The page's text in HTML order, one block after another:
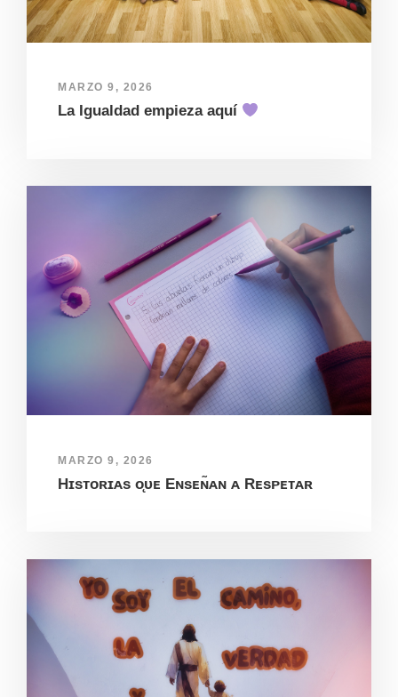
MARZO 9, 2026
La Igualdad empieza aquí
MARZO 9, 2026
Hɪsᴛᴏʀɪᴀs ᴏ̨ᴜᴇ Eɴsᴇɴ̃ᴀɴ ᴀ Rᴇsᴘᴇᴛᴀʀ